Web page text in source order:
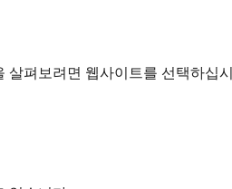
살펴보려면 웹사이트를 선택하십